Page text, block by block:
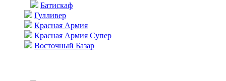
Батискаф
Гулливер
Красная Армия
Красная Армия Супер
Восточный Базар